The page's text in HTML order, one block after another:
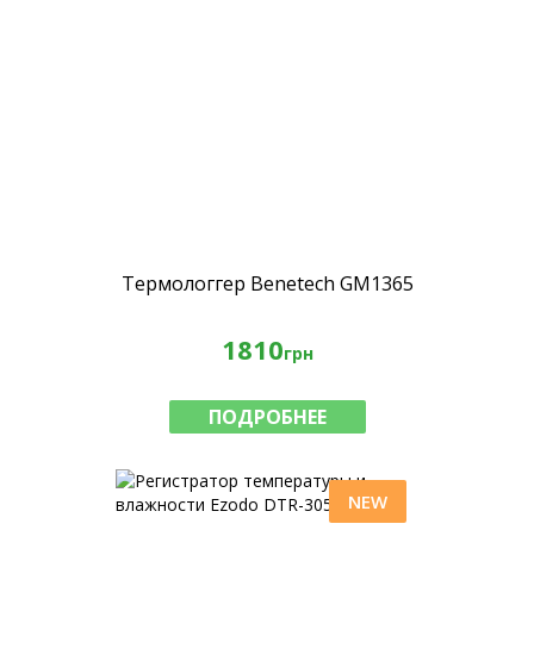
Термологгер Benetech GM1365
1810грн
ПОДРОБНЕЕ
NEW